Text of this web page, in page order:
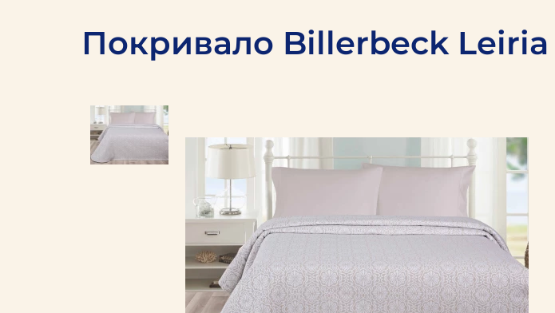
Покривало Billerbeck Leiria